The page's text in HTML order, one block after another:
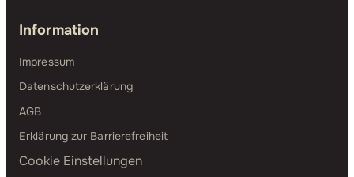
Information
Impressum
Datenschutzerklärung
AGB
Erklärung zur Barrierefreiheit
Cookie Einstellungen